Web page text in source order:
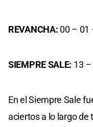
REVANCHA: 00 – 01
SIEMPRE SALE: 13
En el Siempre Sale
aciertos a lo largo de